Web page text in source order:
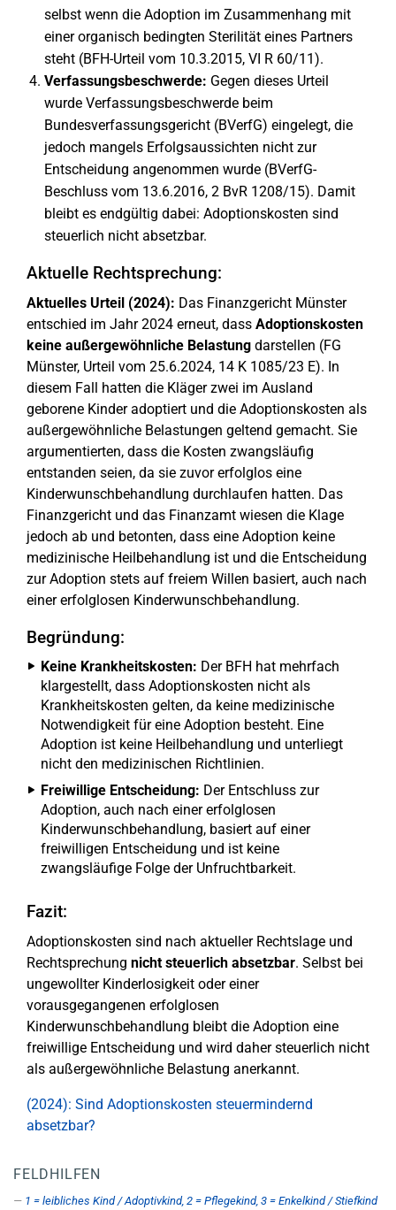
selbst wenn die Adoption im Zusammenhang mit
einer organisch bedingten Sterilität eines Partners
steht (BFH-Urteil vom 10.3.2015, VI R 60/11).
Verfassungsbeschwerde: Gegen dieses Urteil
wurde Verfassungsbeschwerde beim
Bundesverfassungsgericht (BVerfG) eingelegt, die
jedoch mangels Erfolgsaussichten nicht zur
Entscheidung angenommen wurde (BVerfG-
Beschluss vom 13.6.2016, 2 BvR 1208/15). Damit
bleibt es endgültig dabei: Adoptionskosten sind
steuerlich nicht absetzbar.
Aktuelle Rechtsprechung:
Aktuelles Urteil (2024): Das Finanzgericht Münster
entschied im Jahr 2024 erneut, dass Adoptionskosten
keine außergewöhnliche Belastung darstellen (FG
Münster, Urteil vom 25.6.2024, 14 K 1085/23 E). In
diesem Fall hatten die Kläger zwei im Ausland
geborene Kinder adoptiert und die Adoptionskosten als
außergewöhnliche Belastungen geltend gemacht. Sie
argumentierten, dass die Kosten zwangsläufig
entstanden seien, da sie zuvor erfolglos eine
Kinderwunschbehandlung durchlaufen hatten. Das
Finanzgericht und das Finanzamt wiesen die Klage
jedoch ab und betonten, dass eine Adoption keine
medizinische Heilbehandlung ist und die Entscheidung
zur Adoption stets auf freiem Willen basiert, auch nach
einer erfolglosen Kinderwunschbehandlung.
Begründung:
Keine Krankheitskosten: Der BFH hat mehrfach
klargestellt, dass Adoptionskosten nicht als
Krankheitskosten gelten, da keine medizinische
Notwendigkeit für eine Adoption besteht. Eine
Adoption ist keine Heilbehandlung und unterliegt
nicht den medizinischen Richtlinien.
Freiwillige Entscheidung: Der Entschluss zur
Adoption, auch nach einer erfolglosen
Kinderwunschbehandlung, basiert auf einer
freiwilligen Entscheidung und ist keine
zwangsläufige Folge der Unfruchtbarkeit.
Fazit:
Adoptionskosten sind nach aktueller Rechtslage und
Rechtsprechung nicht steuerlich absetzbar. Selbst bei
ungewollter Kinderlosigkeit oder einer
vorausgegangenen erfolglosen
Kinderwunschbehandlung bleibt die Adoption eine
freiwillige Entscheidung und wird daher steuerlich nicht
als außergewöhnliche Belastung anerkannt.
(2024): Sind Adoptionskosten steuermindernd
absetzbar?
FELDHILFEN
1 = leibliches Kind / Adoptivkind, 2 = Pflegekind, 3 = Enkelkind / Stiefkind